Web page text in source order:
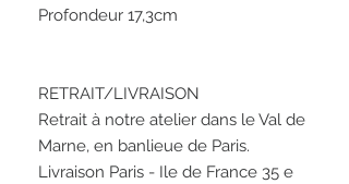
Profondeur 17,3cm
RETRAIT/LIVRAISON
Retrait à notre atelier dans le Val de
Marne, en banlieue de Paris.
Livraison Paris - Ile de France 35 e